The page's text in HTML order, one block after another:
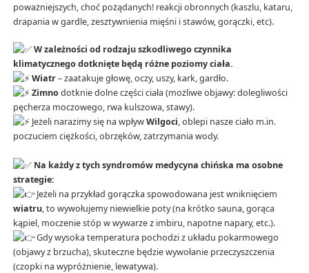
poważniejszych, choć pożądanych! reakcji obronnych (kaszlu, kataru,
drapania w gardle, zesztywnienia mięśni i stawów, gorączki, etc).
W zależności od rodzaju szkodliwego czynnika
klimatycznego dotknięte będą różne poziomy ciała.
Wiatr– zaatakuje głowę, oczy, uszy, kark, gardło.
Zimnodotknie dolne części ciała (możliwe objawy: dolegliwości
pęcherza moczowego, rwa kulszowa, stawy).
Jeżeli narazimy się na wpływWilgoci, oblepi nasze ciało m.in.
poczuciem ciężkości, obrzęków, zatrzymania wody.
Na każdy z tych syndromów medycyna chińska ma osobne
strategie:
Jeżeli na przykład gorączka spowodowana jest wniknięciem
wiatru, to wywołujemy niewielkie poty (na krótko sauna, gorąca
kąpiel, moczenie stóp w wywarze z imbiru, napotne napary, etc.).
Gdy wysoka temperatura pochodzi z układu pokarmowego
(objawy z brzucha), skuteczne będzie wywołanie przeczyszczenia
(czopki na wypróżnienie, lewatywa).